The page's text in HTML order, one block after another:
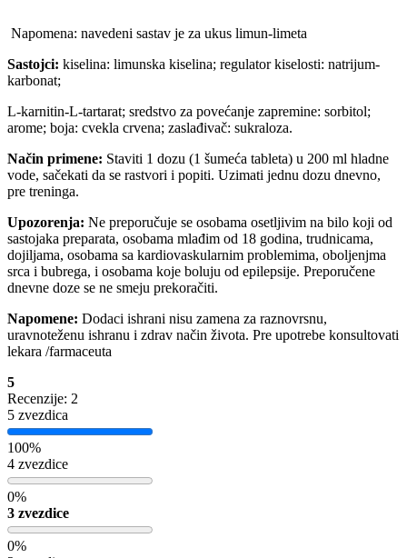
Napomena: navedeni sastav je za ukus limun-limeta
Sastojci: kiselina: limunska kiselina; regulator kiselosti: natrijum-
karbonat;
L-karnitin-L-tartarat; sredstvo za povećanje zapremine: sorbitol;
arome; boja: cvekla crvena; zaslađivač: sukraloza.
Način primene: Staviti 1 dozu (1 šumeća tableta) u 200 ml hladne
vode, sačekati da se rastvori i popiti. Uzimati jednu dozu dnevno,
pre treninga.
Upozorenja: Ne preporučuje se osobama osetljivim na bilo koji od
sastojaka preparata, osobama mlađim od 18 godina, trudnicama,
dojiljama, osobama sa kardiovaskularnim problemima, oboljenjma
srca i bubrega, i osobama koje boluju od epilepsije. Preporučene
dnevne doze se ne smeju prekoračiti.
Napomene: Dodaci ishrani nisu zamena za raznovrsnu,
uravnoteženu ishranu i zdrav način života. Pre upotrebe konsultovati
lekara /farmaceuta
5
Recenzije: 2
5 zvezdica
100%
4 zvezdice
0%
3 zvezdice
0%